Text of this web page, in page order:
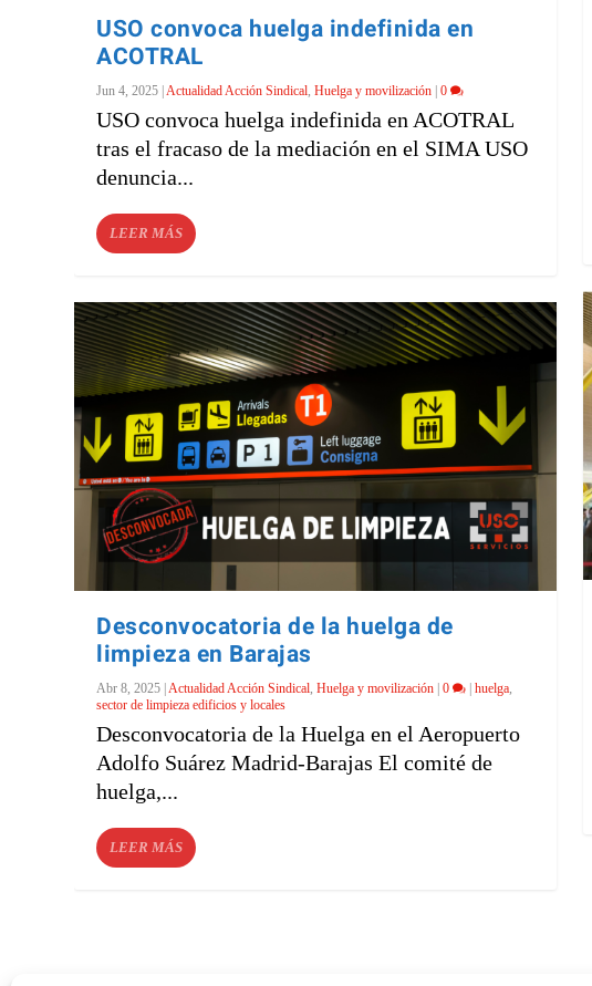
USO convoca huelga indefinida en
ACOTRAL
Jun 4, 2025 |Actualidad Acción Sindical,Huelga y movilización |0
USO convoca huelga indefinida en ACOTRAL
tras el fracaso de la mediación en el SIMA USO
denuncia...
LEER MÁS
Desconvocatoria de la huelga de
limpieza en Barajas
Abr 8, 2025 |Actualidad Acción Sindical,Huelga y movilización |0 |huelga,
sector de limpieza edificios y locales
Desconvocatoria de la Huelga en el Aeropuerto
Adolfo Suárez Madrid-Barajas El comité de
huelga,...
LEER MÁS